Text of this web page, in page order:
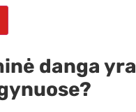
danga yra